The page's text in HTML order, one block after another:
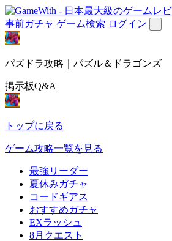
事前ガチャ ゲーム検索 ログイン
パズドラ攻略｜パズル＆ドラゴンズ
掲示板Q&A
トップに戻る
ゲーム攻略一覧を見る
最強リーダー
夏休みガチャ
コードギアス
おすすめガチャ
EXラッシュ
8月クエスト